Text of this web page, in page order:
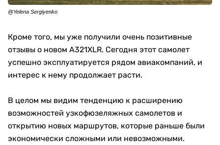
@Yelena Sergiyenko
Кроме того, мы уже получили очень позитивные
отзывы о новом A321XLR. Сегодня этот самолет
успешно эксплуатируется рядом авиакомпаний, и
интерес к нему продолжает расти.
В целом мы видим тенденцию к расширению
возможностей узкофюзеляжных самолетов и
открытию новых маршрутов, которые раньше были
экономически сложными или невозможными.